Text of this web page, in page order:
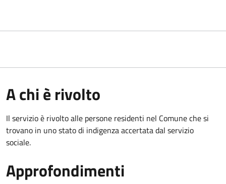
A chi è rivolto
Il servizio è rivolto alle persone residenti nel Comune che si
trovano in uno stato di indigenza accertata dal servizio
sociale.
Approfondimenti